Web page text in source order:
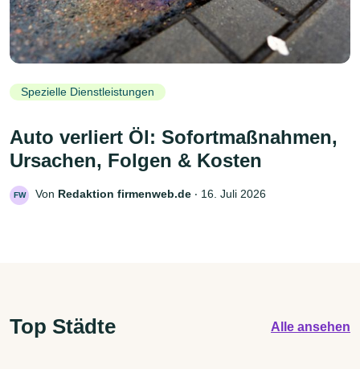
Spezielle Dienstleistungen
Auto verliert Öl: Sofortmaßnahmen,
Ursachen, Folgen & Kosten
FW Von Redaktion firmenweb.de ‧ 16. Juli 2026
Top Städte Alle ansehen